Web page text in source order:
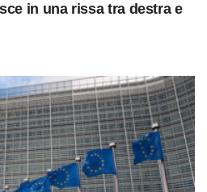
in una rissa tra destra e